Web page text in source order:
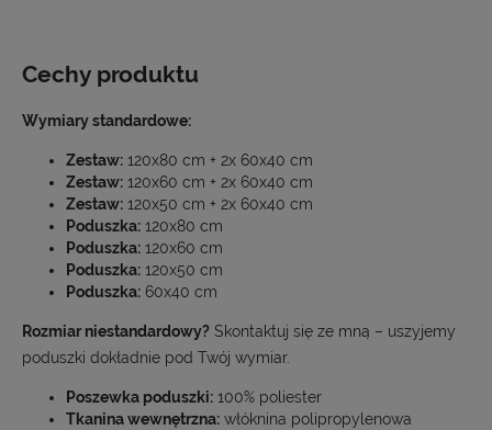
Cechy produktu
Wymiary standardowe:
Zestaw: 120x80 cm + 2x 60x40 cm
Zestaw: 120x60 cm + 2x 60x40 cm
Zestaw: 120x50 cm + 2x 60x40 cm
Poduszka: 120x80 cm
Poduszka: 120x60 cm
Poduszka: 120x50 cm
Poduszka: 60x40 cm
Rozmiar niestandardowy? Skontaktuj się ze mną – uszyjemy
poduszki dokładnie pod Twój wymiar.
Poszewka poduszki: 100% poliester
Tkanina wewnętrzna: włóknina polipropylenowa